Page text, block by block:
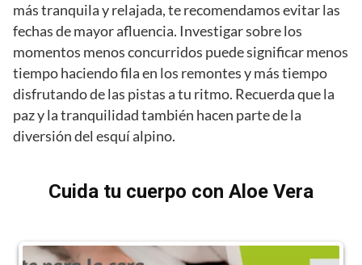
más tranquila y relajada, te recomendamos evitar las
fechas de mayor afluencia. Investigar sobre los
momentos menos concurridos puede significar menos
tiempo haciendo fila en los remontes y más tiempo
disfrutando de las pistas a tu ritmo. Recuerda que la
paz y la tranquilidad también hacen parte de la
diversión del esquí alpino.
Cuida tu cuerpo con Aloe Vera